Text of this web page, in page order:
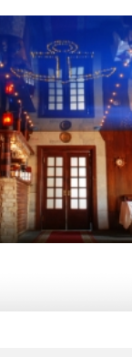
38 м Стоимость